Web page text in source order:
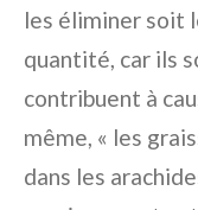
les éliminer soit
quantité, car ils
contribuent à
même, « les
dans les